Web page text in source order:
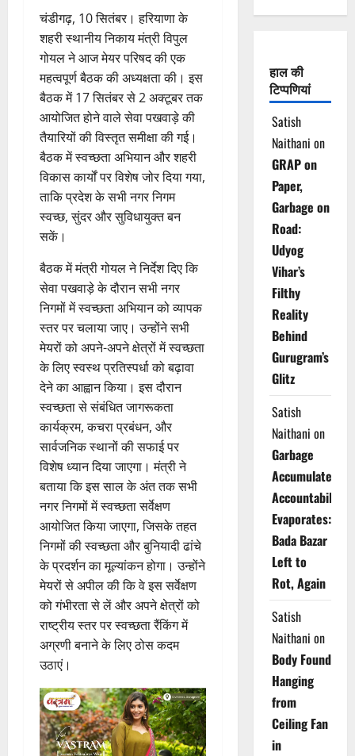
चंडीगढ़, 10 सितंबर। हरियाणा के
शहरी स्थानीय निकाय मंत्री विपुल
गोयल ने आज मेयर परिषद की एक
महत्वपूर्ण बैठक की अध्यक्षता की। इस
बैठक में 17 सितंबर से 2 अक्टूबर तक
आयोजित होने वाले सेवा पखवाड़े की
तैयारियों की विस्तृत समीक्षा की गई।
बैठक में स्वच्छता अभियान और शहरी
विकास कार्यों पर विशेष जोर दिया गया,
ताकि प्रदेश के सभी नगर निगम
स्वच्छ, सुंदर और सुविधायुक्त बन
सकें।
बैठक में मंत्री गोयल ने निर्देश दिए कि
सेवा पखवाड़े के दौरान सभी नगर
निगमों में स्वच्छता अभियान को व्यापक
स्तर पर चलाया जाए। उन्होंने सभी
मेयरों को अपने-अपने क्षेत्रों में स्वच्छता
के लिए स्वस्थ प्रतिस्पर्धा को बढ़ावा
देने का आह्वान किया। इस दौरान
स्वच्छता से संबंधित जागरूकता
कार्यक्रम, कचरा प्रबंधन, और
सार्वजनिक स्थानों की सफाई पर
विशेष ध्यान दिया जाएगा। मंत्री ने
बताया कि इस साल के अंत तक सभी
नगर निगमों में स्वच्छता सर्वेक्षण
आयोजित किया जाएगा, जिसके तहत
निगमों की स्वच्छता और बुनियादी ढांचे
के प्रदर्शन का मूल्यांकन होगा। उन्होंने
मेयरों से अपील की कि वे इस सर्वेक्षण
को गंभीरता से लें और अपने क्षेत्रों को
राष्ट्रीय स्तर पर स्वच्छता रैंकिंग में
अग्रणी बनाने के लिए ठोस कदम
उठाएं।
हाल की
टिप्पणियां
Satish
Naithani on
GRAP on
Paper,
Garbage on
Road:
Udyog
Vihar’s
Filthy
Reality
Behind
Gurugram’s
Glitz
Satish
Naithani on
Garbage
Accumulates,
Accountability
Evaporates:
Bada Bazar
Left to
Rot, Again
Satish
Naithani on
Body Found
Hanging
from
Ceiling Fan
in